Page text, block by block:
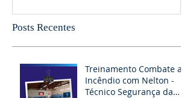
Posts Recentes
Treinamento Combate ao
Incêndio com Nelton -
Técnico Segurança da